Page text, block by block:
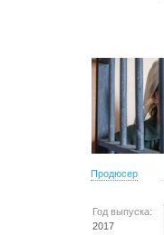
Продюсер
Год выпуска:
2017